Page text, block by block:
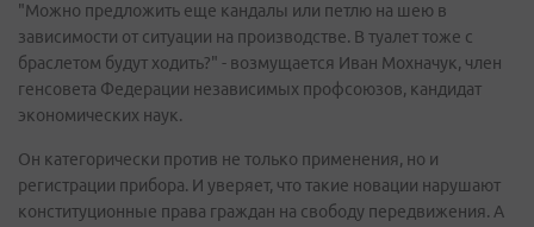
"Можно предложить еще кандалы или петлю на шею в
зависимости от ситуации на производстве. В туалет тоже с
браслетом будут ходить?" - возмущается Иван Мохначук, член
генсовета Федерации независимых профсоюзов, кандидат
экономических наук.
Он категорически против не только применения, но и
регистрации прибора. И уверяет, что такие новации нарушают
конституционные права граждан на свободу передвижения. А